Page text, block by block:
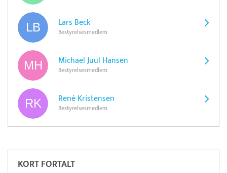
Lars Beck
Bestyrelsesmedlem
Michael Juul Hansen
Bestyrelsesmedlem
René Kristensen
Bestyrelsesmedlem
KORT FORTALT